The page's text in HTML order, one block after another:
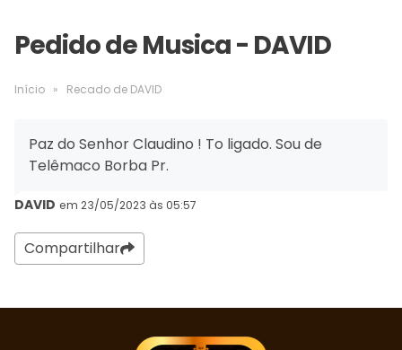
Pedido de Musica - DAVID
Início » Recado de DAVID
Paz do Senhor Claudino ! To ligado. Sou de
Telêmaco Borba Pr.
DAVID em 23/05/2023 às 05:57
Compartilhar